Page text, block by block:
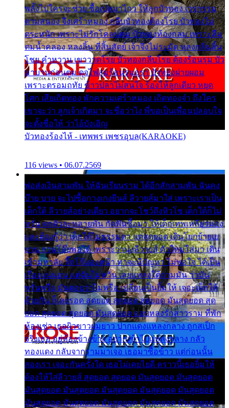
พลั้งไปใครจะช่วย ซื้อเปลมาไกว ให้ลูกบัวทอง เวรกรรม
ตามสนอง จึงเศร้าหมอง กลีบบัวทองต้องโรย บัวทองไม่
ตระหนัก เพราะไม่รักโคลนตม บัวทองท้องกลม เพราะลืม
ตมน้ำคลอง หลงลิ้น ที่สิ้นสัตย์ เจ้าจึงไม่ระมัด หลงกลิ่นลิ้น
โชย คำหวาน เขาวาดโรย บัวทองกลีบโรย ต้องร้อนรุม บัว
มาบานก่อนตูม ดุจไฟสุมร้อนรุมอุรา บัวทองผ่ายผอม
เพราะตรอมฤทัย ข้าวปลาไม่สนใจ ร้องไห้ลูกเดียว หยุด
โศก เสียเถิดทอง พักความเศร้าหมอง เถิดทองจ๋า ถึงใคร
เขาจะว่า ลูกเจ้าเกิดมา จะชื่อว่าไง พี่ขอเป็นเพื่อนปลอบใจ
จะตั้งชื่อให้ ว่าไอ้บังเอิญ
บัวทองร้องไห้ - เทพพร เพชรอุบล(KARAOKE)
116 views • 06.07.2569
พ่อส่งเงินสามพัน ให้ฉันเรียนราม ได้อีกสักสามพัน ฉันคง
บ๊าย บาย จะไปซื้อกางเกงยีนส์ ลีวายส์มาใส่ เพราะเราเป็น
เด็กใต้ ลีวายส์อย่างเดียว อยากจะโชว์ถึงหิวโซ เด็กใต้ก็ไม่
หวั่น ตกตัวละหลายพัน กัดฟันซื้อมา ให้เด็กเทพเหลียวมอง
และต้องรู้ว่า เด็กใต้ไม่ธรรมดา แต่สุดยอด เดินโยกย้ายเย
ยวน กวนโอ๊ยพอได้ เพราะว่านุ่งลีวายส์ ตัวใหม่ใส่มา เดิน
เข้ามหาลัย จิ๊กโก๊มองหน้า ท่าจะมีปัญหา ไม่พอใจ ได้เป็น
เรื่องแน่นอน แต่ฉันไม่หวั่น เลยแหลงใต้ถามมัน ว่ามัน
พรั่นพรือ มันตอบว่าไม่พรื่อ เปลี่ยนเป็นยิ้มให้ เจอะเด็กใต้
ด้วยกัน ก็เลยรอด สุดยอด สุดยอด สุดยอด มันสุดยอด สุด
ยอด สุดยอด สุดยอด มันสุดยอด แอบหลงรักสาวราม ที่พัก
ห้องเช่า เธอผิวขาวผมยาว ปากแดงแหลงกลาง ถูกสเป็ก
จริงเธอ อยู่ห้องข้างข้าง อยากเข้าไปแหลงกลาง กลัว
ทองแดง กลับจากรามมาเจอ เธอมาซื้อข้าว แต่ก่อนนั้น
สองเรา เจอะกันครั้งใด เธอไม่เคยไยดี คราวนี้เธอยิ้มให้
ต้องให้ใส่ลีวายส์ สุดยอด สุดยอด มันสุดยอด มันสุดยอด
มันสุดยอด มันสุดยอด มันสุดยอด มันสุดยอด มันสุดยอด
มันสุดยอด มันสุดยอด มันสุดยอด มันสุดยอด มันสุดยอด